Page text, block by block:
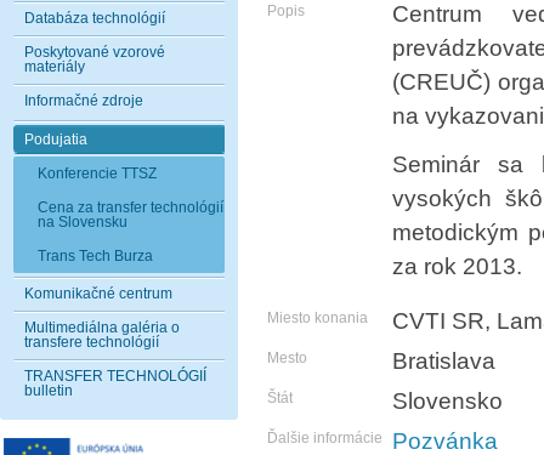
Databáza technológií
Poskytované vzorové
materiály
Informačné zdroje
Podujatia
Konferencie TTSZ
Cena za transfer technológií
na Slovensku
Trans Tech Burza
Komunikačné centrum
Multimediálna galéria o
transfere technológií
TRANSFER TECHNOLÓGIÍ
bulletin
Popis
Centrum
(CREUČ)
na
Seminár sa
vysokých
metodickým
za rok 2013.
Miesto konania CVTI SR,
Mesto Bratislava
Štát Slovensko
Ďalšie informácie
Pozvánka